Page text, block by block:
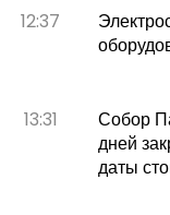
12:37
13:31
Собор
дней
даты